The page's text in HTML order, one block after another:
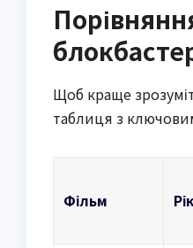
Щоб краще
таблиця з
Фільм Рік